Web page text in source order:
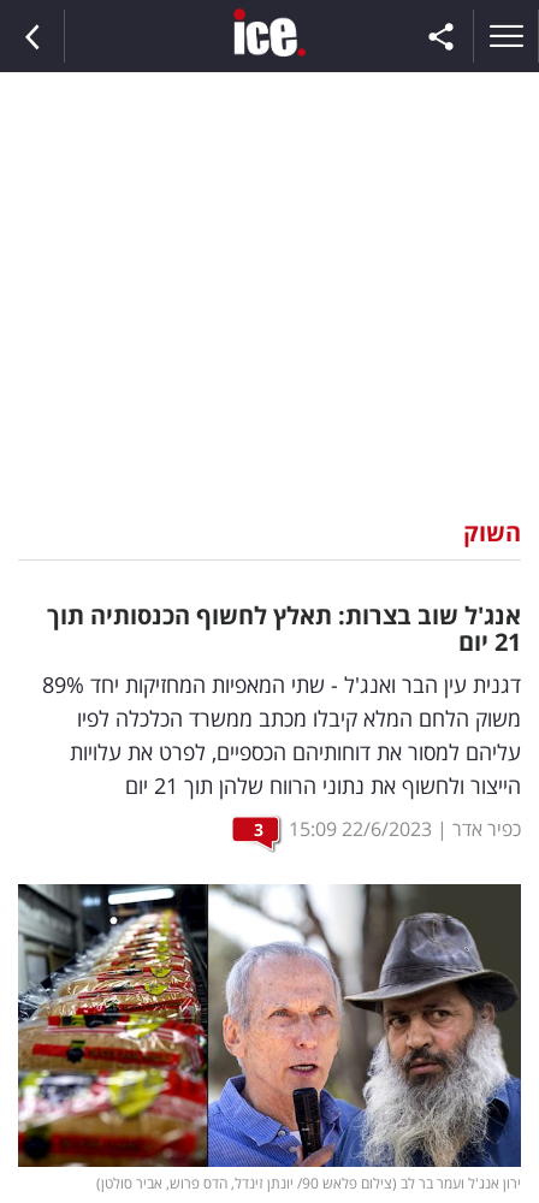
וצרכנות
דיגיטל
וטק
שיווק
ופרסום
משפט
מדדים
ומחקרים
דעות
רכילות
עסקית
קריפטו
ויראלי
השוק
אנג'ל שוב בצרות: תאלץ לחשוף הכנסותיה תוך
21 יום
דגנית עין הבר ואנג'ל - שתי המאפיות המחזיקות יחד 89%
משוק הלחם המלא קיבלו מכתב ממשרד הכלכלה לפיו
עליהם למסור את דוחותיהם הכספיים, לפרט את עלויות
הייצור ולחשוף את נתוני הרווח שלהן תוך 21 יום
כפיר אדר |
22/6/2023
15:09
3
ירון אנג'ל ועמר בר לב (צילום פלאש 90/ יונתן זינדל, הדס פרוש, אביר סולטן)